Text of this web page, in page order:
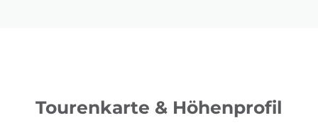
Tourenkarte & Höhenprofil